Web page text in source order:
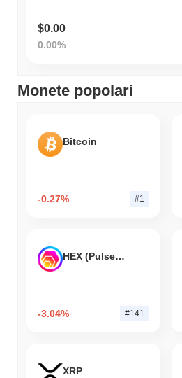
$0.00
0.00%
Monete popolari
Bitcoin
-0.27% #1
HEX (Pulsechain)
-3.04% #141
XRP